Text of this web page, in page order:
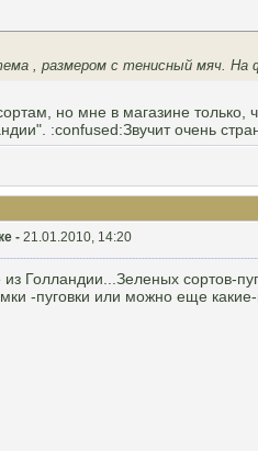
, размером с тенисный мяч.
но мне в магазине только,
:confused:Звучит очень
- 21.01.2010, 14:20
из Голландии...Зеленых сортов-
-пуговки или можно еще